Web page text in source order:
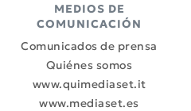
MEDIOS DE
COMUNICACIÓN
Comunicados de prensa
Quiénes somos
www.quimediaset.it
www.mediaset.es